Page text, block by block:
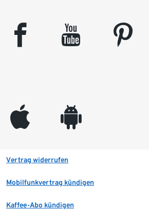
facebook youtube pinterest
appleinc android
Vertrag widerrufen
Mobilfunkvertrag kündigen
Kaffee-Abo kündigen